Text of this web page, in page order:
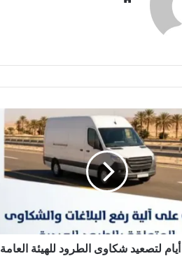
ا
ي
ب
مهلة 5 أيام لتصعيد شكاوى الطرود للهيئة العامة